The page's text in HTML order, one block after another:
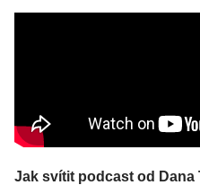
Jak svítit podcast od Dana